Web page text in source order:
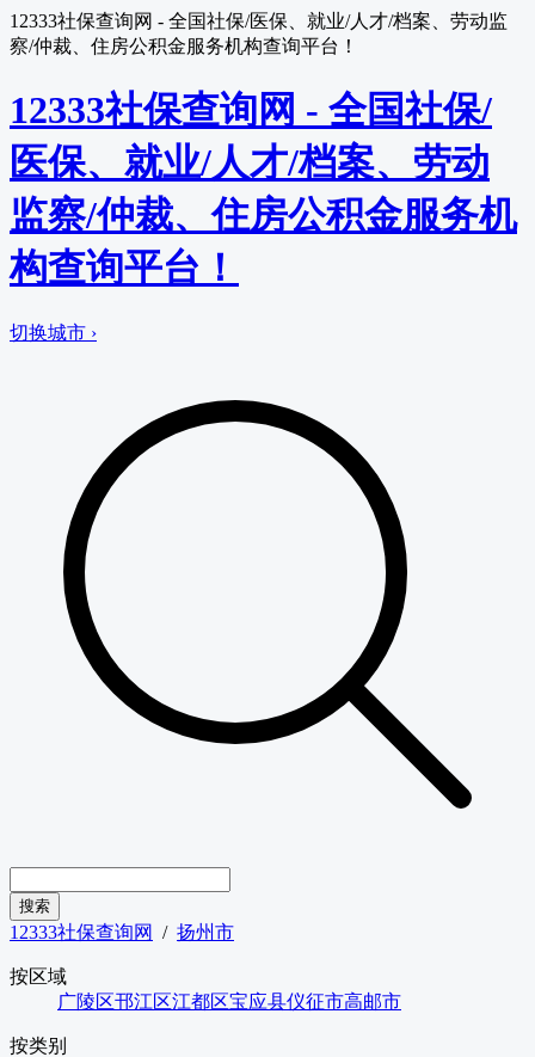
12333社保查询网 - 全国社保/医保、就业/人才/档案、劳动监
察/仲裁、住房公积金服务机构查询平台！
12333社保查询网 - 全国社保/
医保、就业/人才/档案、劳动
监察/仲裁、住房公积金服务机
构查询平台！
切换城市 ›
12333社保查询网 / 扬州市
按区域
广陵区邗江区江都区宝应县仪征市高邮市
按类别